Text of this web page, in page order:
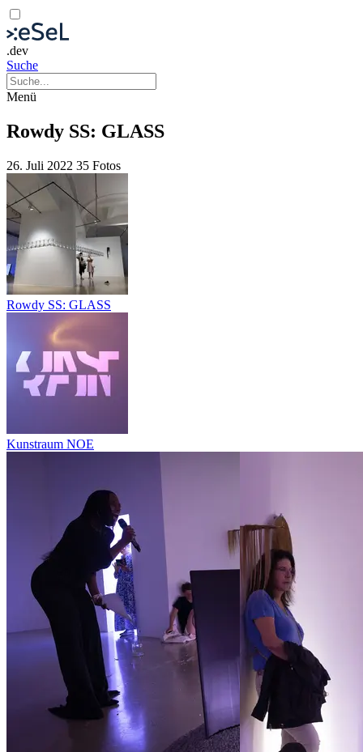
.dev
Suche
Menü
Rowdy SS: GLASS
26. Juli 2022 35 Fotos
Rowdy SS: GLASS
Kunstraum NOE